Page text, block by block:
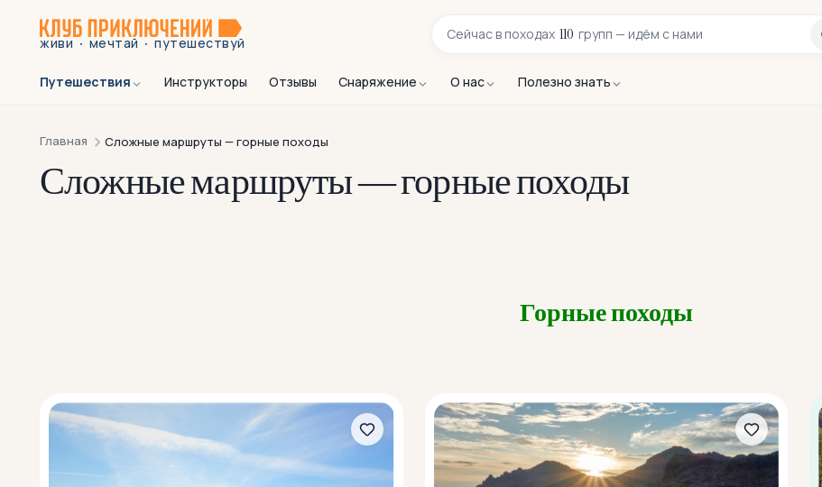
живи · мечтай · путешествуй
Сейчас в походах 110 групп — идём с нами
Путешествия Инструкторы Отзывы Снаряжение О нас Полезно знать
Главная Сложные маршруты — горные походы
Сложные маршруты — горные походы
Горные походы